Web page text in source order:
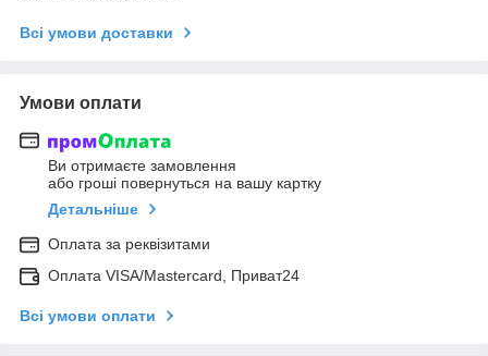
Всі умови доставки
Умови оплати
Ви отримаєте замовлення
або гроші повернуться на вашу картку
Детальніше
Оплата за реквізитами
Оплата VISA/Mastercard, Приват24
Всі умови оплати